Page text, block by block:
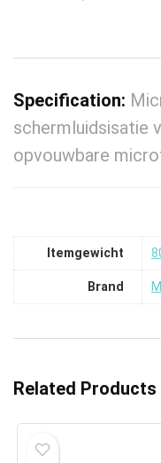
Specification:
schermluidsisatie
opvouwbare
Itemgewicht
Brand
Related Products